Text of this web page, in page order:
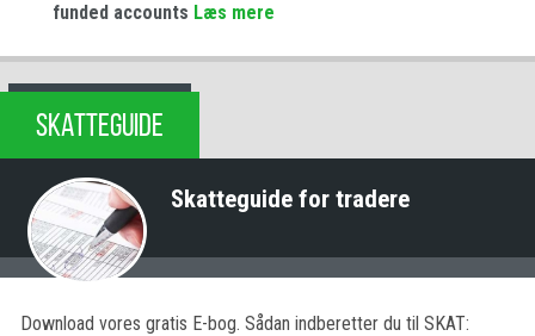
funded accounts Læs mere
SKATTEGUIDE
Skatteguide for tradere
Download vores gratis E-bog. Sådan indberetter du til SKAT: